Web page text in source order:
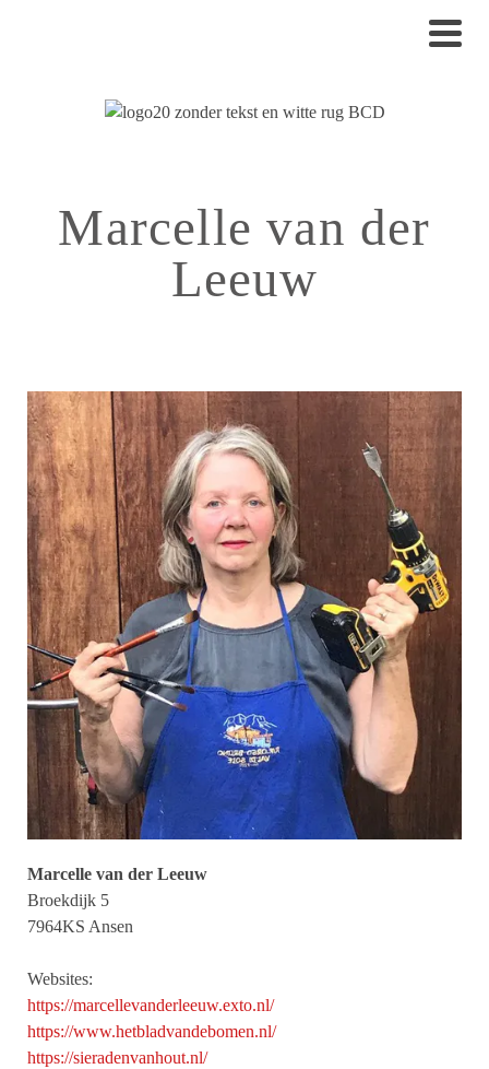
Marcelle van der
Leeuw
Marcelle van der Leeuw
Broekdijk 5
7964KS Ansen
Websites:
https://marcellevanderleeuw.exto.nl/
https://www.hetbladvandebomen.nl/
https://sieradenvanhout.nl/